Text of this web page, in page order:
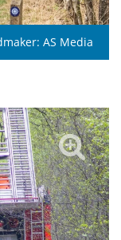
AS Media